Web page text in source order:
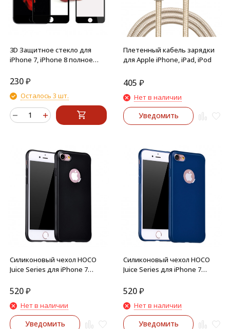
3D Защитное стекло для
iPhone 7, iPhone 8 полное
230₽
Осталось 3 шт.
Плетенный кабель зарядки
для Apple iPhone, iPad, iPod
405 ₽
Нет в наличии
Уведомить
Силиконовый чехол HOCO
Juice Series для iPhone 7
520₽
Нет в наличии
Уведомить
Силиконовый чехол HOCO
Juice Series для iPhone 7
520₽
Нет в наличии
Уведомить